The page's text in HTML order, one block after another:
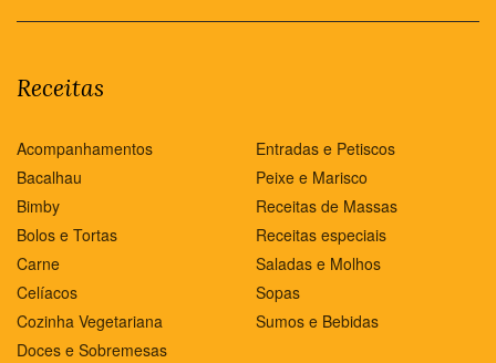
Receitas
Acompanhamentos
Bacalhau
Bimby
Bolos e Tortas
Carne
Celíacos
Cozinha Vegetariana
Doces e Sobremesas
Entradas e Petiscos
Peixe e Marisco
Receitas de Massas
Receitas especiais
Saladas e Molhos
Sopas
Sumos e Bebidas